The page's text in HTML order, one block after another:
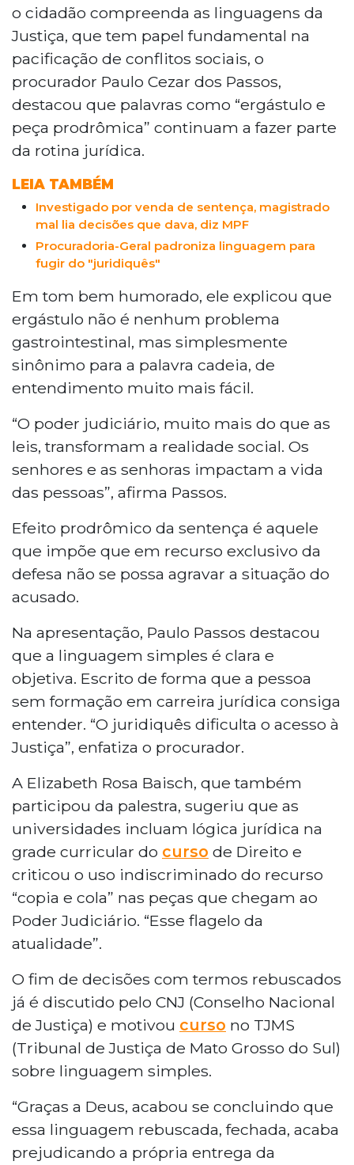
o cidadão compreenda as linguagens da
Justiça, que tem papel fundamental na
pacificação de conflitos sociais, o
procurador Paulo Cezar dos Passos,
destacou que palavras como “ergástulo e
peça prodrômica” continuam a fazer parte
da rotina jurídica.
LEIA TAMBÉM
Investigado por venda de sentença, magistrado
mal lia decisões que dava, diz MPF
Procuradoria-Geral padroniza linguagem para
fugir do "juridiquês"
Em tom bem humorado, ele explicou que
ergástulo não é nenhum problema
gastrointestinal, mas simplesmente
sinônimo para a palavra cadeia, de
entendimento muito mais fácil.
“O poder judiciário, muito mais do que as
leis, transformam a realidade social. Os
senhores e as senhoras impactam a vida
das pessoas”, afirma Passos.
Efeito prodrômico da sentença é aquele
que impõe que em recurso exclusivo da
defesa não se possa agravar a situação do
acusado.
Na apresentação, Paulo Passos destacou
que a linguagem simples é clara e
objetiva. Escrito de forma que a pessoa
sem formação em carreira jurídica consiga
entender. “O juridiquês dificulta o acesso à
Justiça”, enfatiza o procurador.
A Elizabeth Rosa Baisch, que também
participou da palestra, sugeriu que as
universidades incluam lógica jurídica na
grade curricular do curso de Direito e
criticou o uso indiscriminado do recurso
“copia e cola” nas peças que chegam ao
Poder Judiciário. “Esse flagelo da
atualidade”.
O fim de decisões com termos rebuscados
já é discutido pelo CNJ (Conselho Nacional
de Justiça) e motivou curso no TJMS
(Tribunal de Justiça de Mato Grosso do Sul)
sobre linguagem simples.
“Graças a Deus, acabou se concluindo que
essa linguagem rebuscada, fechada, acaba
prejudicando a própria entrega da